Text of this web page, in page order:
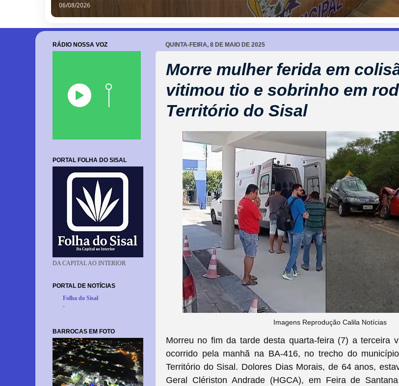
06/08/2026
QUINTA-FEIRA, 8 DE MAIO DE 2025
Morre mulher ferida em
vitimou tio e sobrinho em
Território do Sisal
Imagens Reprodução Calila Notícias
Morreu no fim da tarde desta quarta-feira (7) a terceira
ocorrido pela manhã na BA-416, no trecho do
Território do Sisal. Dolores Dias Morais, de 64 anos,
Geral Clériston Andrade (HGCA), em Feira de
RÁDIO NOSSA VOZ
PORTAL FOLHA DO SISAL
DA CAPITAL AO INTERIOR
PORTAL DE NOTÍCIAS
Folha do Sisal
-
BARROCAS EM FOTO